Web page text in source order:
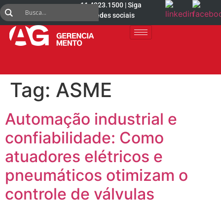
11 4223.1500 | Siga
nas redes sociais
Tag: ASME
Automação industrial e
confiabilidade: Como
atuadores elétricos e
pneumáticos otimizam o
controle de válvulas